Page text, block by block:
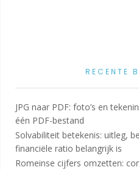
RECENTE
JPG naar PDF: foto’s en
één PDF-bestand
Solvabiliteit betekenis: uitleg,
financiële ratio belangrijk is
Romeinse cijfers omzetten: